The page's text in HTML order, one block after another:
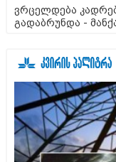
ვრცელდება
გადაბრუნდა -